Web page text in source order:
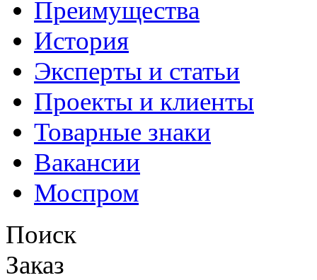
Преимущества
История
Эксперты и статьи
Проекты и клиенты
Товарные знаки
Вакансии
Моспром
Поиск
Заказ